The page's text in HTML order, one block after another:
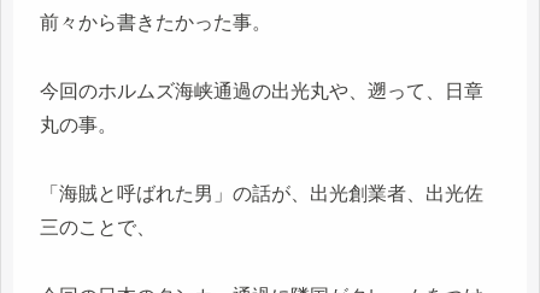
前々から書きたかった事。
今回のホルムズ海峡通過の出光丸や、遡って、日章
丸の事。
「海賊と呼ばれた男」の話が、出光創業者、出光佐
三のことで、